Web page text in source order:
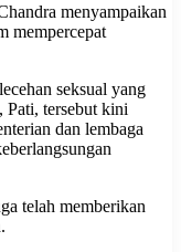
menyampaikan
mempercepat
seksual yang
Pati, tersebut kini
dan lembaga
telah memberikan